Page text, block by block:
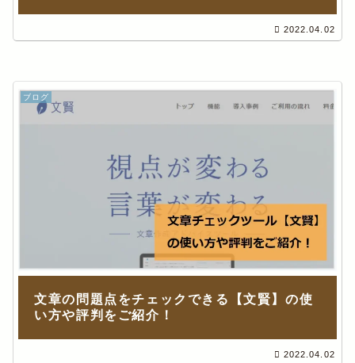
2022.04.02
ブログ
文章の問題点をチェックできる【文賢】の使
い方や評判をご紹介！
2022.04.02